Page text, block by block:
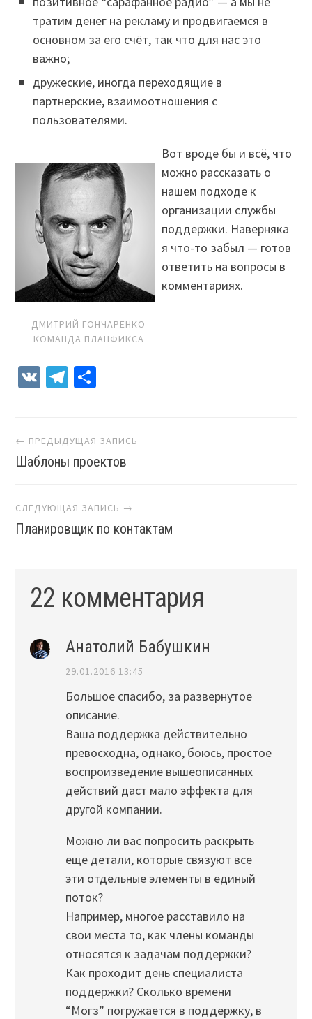
тратим денег на рекламу и продвигаемся в
основном за его счёт, так что для нас это
важно;
дружеские, иногда переходящие в
партнерские, взаимоотношения с
пользователями.
ДМИТРИЙ ГОНЧАРЕНКО
КОМАНДА ПЛАНФИКСА
Вот вроде бы и всё, что
можно рассказать о
нашем подходе к
организации службы
поддержки. Наверняка
я что-то забыл — готов
ответить на вопросы в
комментариях.
VK Telegram
Навигация
← ПРЕДЫДУЩАЯ ЗАПИСЬ
Шаблоны проектов
СЛЕДУЮЩАЯ ЗАПИСЬ →
Планировщик по контактам
22 комментария
Анатолий Бабушкин
29.01.2016 13:45
Большое спасибо, за развернутое
описание.
Ваша поддержка действительно
превосходна, однако, боюсь, простое
воспроизведение вышеописанных
действий даст мало эффекта для
другой компании.
Можно ли вас попросить раскрыть
еще детали, которые связуют все
эти отдельные элементы в единый
поток?
Например, многое расставило на
свои места то, как члены команды
относятся к задачам поддержки?
Как проходит день специалиста
поддержки? Сколько времени
“Могз” погружается в поддержку, в